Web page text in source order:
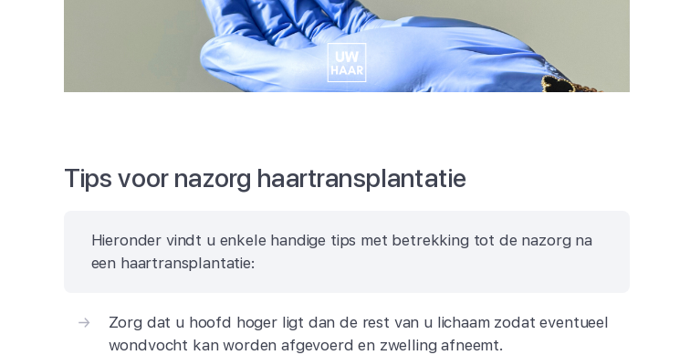
Tips voor nazorg haartransplantatie
Hieronder vindt u enkele handige tips met betrekking tot de nazorg na
een haartransplantatie:
Zorg dat u hoofd hoger ligt dan de rest van u lichaam zodat eventueel
wondvocht kan worden afgevoerd en zwelling afneemt.